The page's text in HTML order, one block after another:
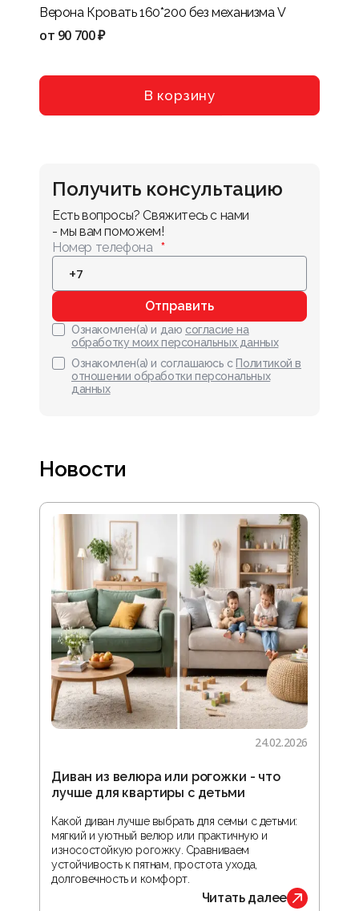
Верона Кровать 160*200 без механизма V
от 90 700 ₽
В корзину
Получить консультацию
Есть вопросы? Свяжитесь с нами
- мы вам поможем!
Номер телефона
Отправить
Ознакомлен(а) и даю согласие на
обработку моих персональных данных
Ознакомлен(а) и соглашаюсь с Политикой в
отношении обработки персональных
данных
Новости
24.02.2026
Диван из велюра или рогожки - что
лучше для квартиры с детьми
Какой диван лучше выбрать для семьи с детьми:
мягкий и уютный велюр или практичную и
износостойкую рогожку. Сравниваем
устойчивость к пятнам, простота ухода,
долговечность и комфорт.
Читать далее